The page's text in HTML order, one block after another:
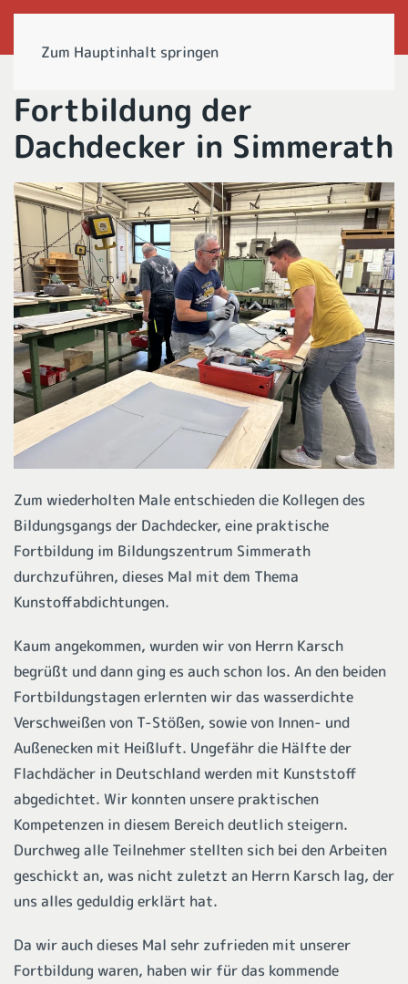
Zum Hauptinhalt springen
Fortbildung der
Dachdecker in Simmerath
Zum wiederholten Male entschieden die Kollegen des
Bildungsgangs der Dachdecker, eine praktische
Fortbildung im Bildungszentrum Simmerath
durchzuführen, dieses Mal mit dem Thema
Kunstoffabdichtungen.
Kaum angekommen, wurden wir von Herrn Karsch
begrüßt und dann ging es auch schon los. An den beiden
Fortbildungstagen erlernten wir das wasserdichte
Verschweißen von T-Stößen, sowie von Innen- und
Außenecken mit Heißluft. Ungefähr die Hälfte der
Flachdächer in Deutschland werden mit Kunststoff
abgedichtet. Wir konnten unsere praktischen
Kompetenzen in diesem Bereich deutlich steigern.
Durchweg alle Teilnehmer stellten sich bei den Arbeiten
geschickt an, was nicht zuletzt an Herrn Karsch lag, der
uns alles geduldig erklärt hat.
Da wir auch dieses Mal sehr zufrieden mit unserer
Fortbildung waren, haben wir für das kommende